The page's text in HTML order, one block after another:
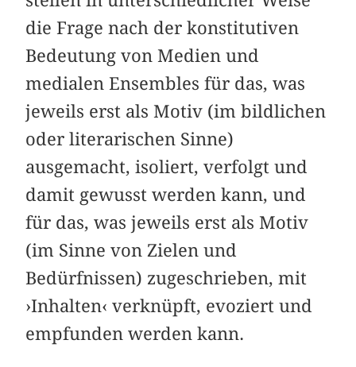
die Frage nach der konstitutiven
Bedeutung von Medien und
medialen Ensembles für das, was
jeweils erst als Motiv (im bildlichen
oder literarischen Sinne)
ausgemacht, isoliert, verfolgt und
damit gewusst werden kann, und
für das, was jeweils erst als Motiv
(im Sinne von Zielen und
Bedürfnissen) zugeschrieben, mit
›Inhalten‹ verknüpft, evoziert und
empfunden werden kann.